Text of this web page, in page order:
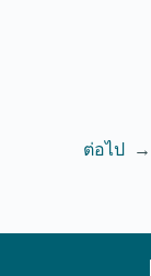
ต่อไป →